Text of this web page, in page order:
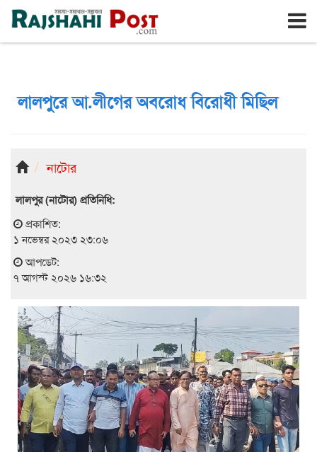
রাজশাহী শুক্রবার, ৭ই আগস্ট ২০২৬, ২৪শে শ্রাবণ ১৪৩৩
লালপুরে আ.লীগের অবরোধ বিরোধী মিছিল
নাটোর
লালপুর (নাটোর) প্রতিনিধি:
প্রকাশিত:
১ নভেম্বর ২০২৩ ২৩:০৬
আপডেট:
৭ আগস্ট ২০২৬ ১৬:৩২